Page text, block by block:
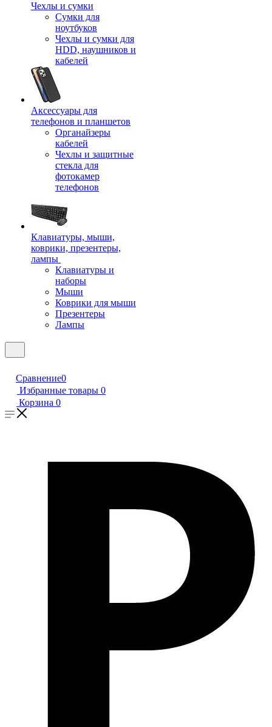
Чехлы и сумки
Сумки для
ноутбуков
Чехлы и сумки для
HDD, наушников и
кабелей
Аксессуары для
телефонов и планшетов
Органайзеры
кабелей
Чехлы и защитные
стекла для
фотокамер
телефонов
Клавиатуры, мыши,
коврики, презентеры,
лампы
Клавиатуры и
наборы
Мыши
Коврики для мыши
Презентеры
Лампы
Сравнение0
Избранные товары 0
Корзина 0